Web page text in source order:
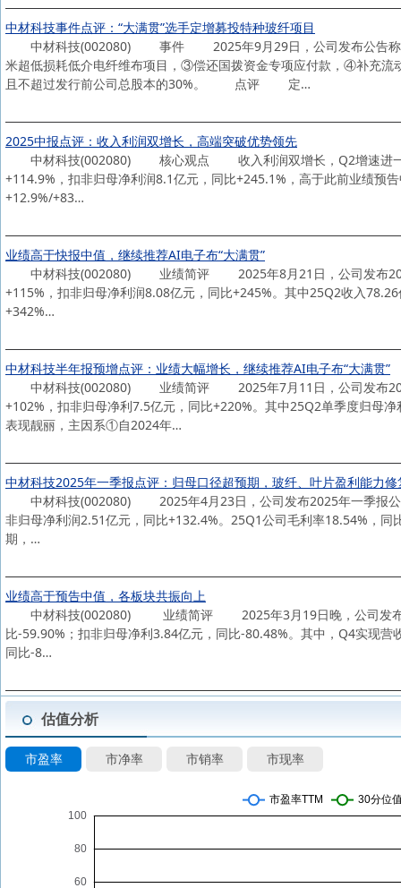
中材科技事件点评：“大满贯”选手定增募投特种玻纤项目
中材科技(002080) 事件 2025年9月29日，公司发布公告称，
米超低损耗低介电纤维布项目，③偿还国拨资金专项应付款，④补充流
且不超过发行前公司总股本的30%。 点评 定…
2025中报点评：收入利润双增长，高端突破优势领先
中材科技(002080) 核心观点 收入利润双增长，Q2增速进一步
+114.9%，扣非归母净利润8.1亿元，同比+245.1%，高于此前业绩预
+12.9%/+83…
业绩高于快报中值，继续推荐AI电子布“大满贯”
中材科技(002080) 业绩简评 2025年8月21日，公司发布2025
+115%，扣非归母净利润8.08亿元，同比+245%。其中25Q2收入
+342%…
中材科技半年报预增点评：业绩大幅增长，继续推荐AI电子布“大满贯”
中材科技(002080) 业绩简评 2025年7月11日，公司发布2025
+102%，扣非归母净利7.5亿元，同比+220%。其中25Q2单季度归母
表现靓丽，主因系①自2024年…
中材科技2025年一季报点评：归母口径超预期，玻纤、叶片盈利能力修
中材科技(002080) 2025年4月23日，公司发布2025年一季报公
非归母净利润2.51亿元，同比+132.4%。25Q1公司毛利率18.54%，
期，…
业绩高于预告中值，各板块共振向上
中材科技(002080) 业绩简评 2025年3月19日晚，公司发布
比-59.90%；扣非归母净利3.84亿元，同比-80.48%。其中，Q4实现
同比-8…
估值分析
市盈率 市净率 市销率 市现率